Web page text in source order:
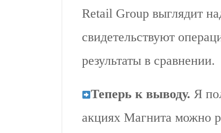
Retail Group выглядит
свидетельствуют
результаты в сравнении.
Теперь к выводу. Я
акциях Магнита можно